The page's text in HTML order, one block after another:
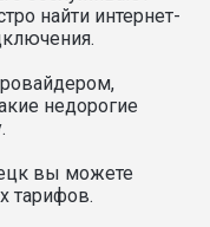
найти интернет-
недорогие
вы можете
тарифов.